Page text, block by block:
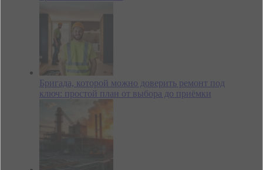
Бригада, которой можно доверить ремонт под
ключ: простой план от выбора до приёмки